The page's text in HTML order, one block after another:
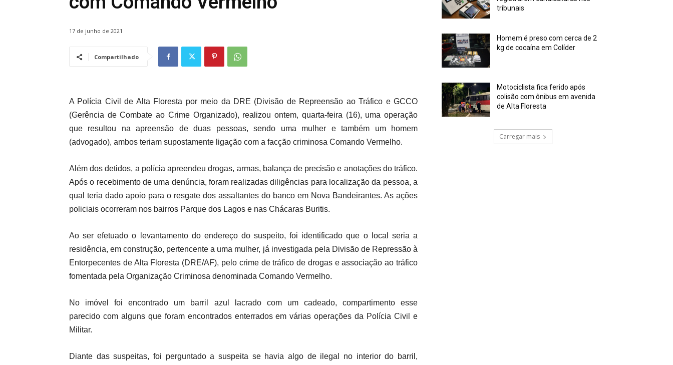
17 de junho de 2021
Compartilhado
A Polícia Civil de Alta Floresta por meio da DRE (Divisão de Repreensão ao Tráfico e GCCO
(Gerência de Combate ao Crime Organizado), realizou ontem, quarta-feira (16), uma operação
que resultou na apreensão de duas pessoas, sendo uma mulher e também um homem
(advogado), ambos teriam supostamente ligação com a facção criminosa Comando Vermelho.
Além dos detidos, a polícia apreendeu drogas, armas, balança de precisão e anotações do tráfico.
Após o recebimento de uma denúncia, foram realizadas diligências para localização da pessoa, a
qual teria dado apoio para o resgate dos assaltantes do banco em Nova Bandeirantes. As ações
policiais ocorreram nos bairros Parque dos Lagos e nas Chácaras Buritis.
Ao ser efetuado o levantamento do endereço do suspeito, foi identificado que o local seria a
residência, em construção, pertencente a uma mulher, já investigada pela Divisão de Repressão à
Entorpecentes de Alta Floresta (DRE/AF), pelo crime de tráfico de drogas e associação ao tráfico
fomentada pela Organização Criminosa denominada Comando Vermelho.
No imóvel foi encontrado um barril azul lacrado com um cadeado, compartimento esse
parecido com alguns que foram encontrados enterrados em várias operações da Polícia Civil e
Militar.
Diante das suspeitas, foi perguntado a suspeita se havia algo de ilegal no interior do barril,
tribunais
Homem é preso com cerca de 2
kg de cocaína em Colíder
Motociclista fica ferido após
colisão com ônibus em avenida
de Alta Floresta
Carregar mais